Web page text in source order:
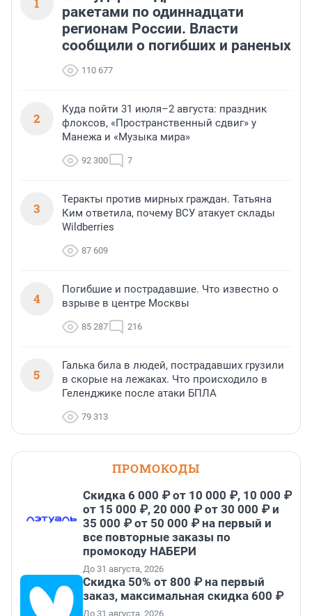
ракетами по одиннадцати
регионам России. Власти
сообщили о погибших и раненых
110 677
2
Куда пойти 31 июля–2 августа: праздник
флоксов, «Пространственный сдвиг» у
Манежа и «Музыка мира»
92 300 7
3
Теракты против мирных граждан. Татьяна
Ким ответила, почему ВСУ атакует склады
Wildberries
87 609
4
Погибшие и пострадавшие. Что известно о
взрыве в центре Москвы
85 287 216
5
Галька била в людей, пострадавших грузили
в скорые на лежаках. Что происходило в
Геленджике после атаки БПЛА
79 313
ПРОМОКОДЫ
Скидка 6 000 ₽ от 10 000 ₽, 10 000 ₽
от 15 000 ₽, 20 000 ₽ от 30 000 ₽ и
35 000 ₽ от 50 000 ₽ на первый и
все повторные заказы по
промокоду НАБЕРИ
До 31 августа, 2026
Скидка 50% от 800 ₽ на первый
заказ, максимальная скидка 600 ₽
До 31 августа, 2026